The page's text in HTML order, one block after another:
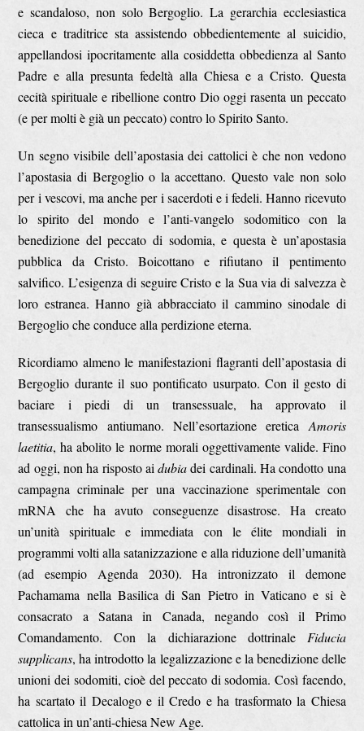
e scandaloso, non solo Bergoglio. La gerarchia ecclesiastica
cieca e traditrice sta assistendo obbedientemente al suicidio,
appellandosi ipocritamente alla cosiddetta obbedienza al Santo
Padre e alla presunta fedeltà alla Chiesa e a Cristo. Questa
cecità spirituale e ribellione contro Dio oggi rasenta un peccato
(e per molti è già un peccato) contro lo Spirito Santo.
Un segno visibile dell’apostasia dei cattolici è che non vedono
l’apostasia di Bergoglio o la accettano. Questo vale non solo
per i vescovi, ma anche per i sacerdoti e i fedeli. Hanno ricevuto
lo spirito del mondo e l’anti-vangelo sodomitico con la
benedizione del peccato di sodomia, e questa è un’apostasia
pubblica da Cristo. Boicottano e rifiutano il pentimento
salvifico. L’esigenza di seguire Cristo e la Sua via di salvezza è
loro estranea. Hanno già abbracciato il cammino sinodale di
Bergoglio che conduce alla perdizione eterna.
Ricordiamo almeno le manifestazioni flagranti dell’apostasia di
Bergoglio durante il suo pontificato usurpato. Con il gesto di
baciare i piedi di un transessuale, ha approvato il
transessualismo antiumano. Nell’esortazione eretica Amoris
laetitia, ha abolito le norme morali oggettivamente valide. Fino
ad oggi, non ha risposto aidubiadei cardinali. Ha condotto una
campagna criminale per una vaccinazione sperimentale con
mRNA che ha avuto conseguenze disastrose. Ha creato
un’unità spirituale e immediata con le élite mondiali in
programmi volti alla satanizzazione e alla riduzione dell’umanità
(ad esempio Agenda 2030). Ha intronizzato il demone
Pachamama nella Basilica di San Pietro in Vaticano e si è
consacrato a Satana in Canada, negando così il Primo
Comandamento. Con la dichiarazione dottrinale Fiducia
supplicans, ha introdotto la legalizzazione e la benedizione delle
unioni dei sodomiti, cioè del peccato di sodomia. Così facendo,
ha scartato il Decalogo e il Credo e ha trasformato la Chiesa
cattolica in un’anti-chiesa New Age.